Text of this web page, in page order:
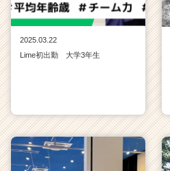
2025.03.22
Lime初出勤 大学3年生